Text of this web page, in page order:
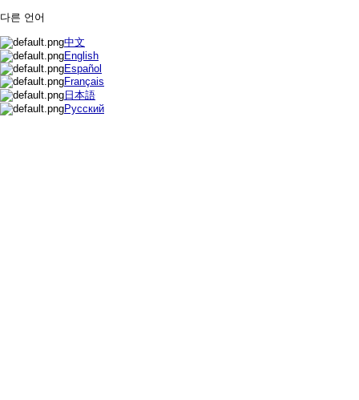
다른 언어
中文
English
Español
Français
日本語
Русский